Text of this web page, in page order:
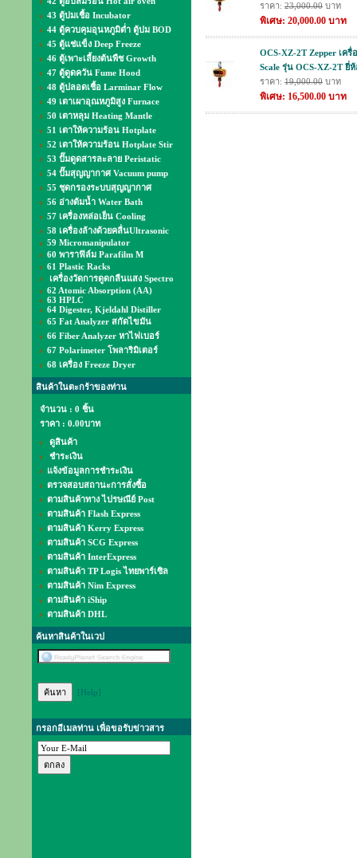
43 ตู้บ่มเชื้อ Incubator
44 ตู้ควบคุมอุนหภูมิต่ำ ตู้บ่ม BOD
45 ตู้แช่แข็ง Deep Freeze
46 ตู้เพาะเลี้ยงต้นพืช Growth
47 ตู้ดูดควัน Fume Hood
48 ตู้ปลอดเชื้อ Larminar Flow
49 เตาเผาอุณหภูมิสูง Furnace
50 เตาหลุม Heating Mantle
51 เตาให้ความร้อน Hotplate
52 เตาให้ความร้อน Hotplate Stir
53 ปั๊มดูดสารละลาย Peristatic
54 ปั๊มสุญญากาศ Vacuum pump
55 ชุดกรองระบบสุญญากาศ
56 อ่างต้มน้ำ Water Bath
57 เครื่องหล่อเย็น Cooling
58 เครื่องล้างด้วยคลื่นUltrasonic
59 Micromanipulator
60 พาราฟิล์ม Parafilm M
61 Plastic Racks
เครื่องวัดการดูดกลืนแสง Spectro
62 Atomic Absorption (AA)
63 HPLC
64 Digester, Kjeldahl Distiller
65 Fat Analyzer สกัดไขมัน
66 Fiber Analyzer หาไฟเบอร์
67 Polarimeter โพลาริมิเตอร์
68 เครื่อง Freeze Dryer
สินค้าในตะกร้าของท่าน
จำนวน : 0 ชิ้น
ราคา : 0.00บาท
ดูสินค้า
ชำระเงิน
แจ้งข้อมูลการชำระเงิน
ตรวจสอบสถานะการสั่งซื้อ
ตามสินค้าทาง ไปรษณีย์ Post
ตามสินค้า Flash Express
ตามสินค้า Kerry Express
ตามสินค้า SCG Express
ตามสินค้า InterExpress
ตามสินค้า TP Logis ไทยพาร์เซิล
ตามสินค้า Nim Express
ตามสินค้า iShip
ตามสินค้า DHL
ค้นหาสินค้าในเวป
[Help]
กรอกอีเมลท่าน เพื่อขอรับข่าวสาร
ราคา: 23,000.00 บาท
พิเศษ: 20,000.00 บาท
OCS-XZ-2T Zepper เค
Scale รุ่น OCS-XZ-2T ยี่
ราคา: 19,000.00 บาท
พิเศษ: 16,500.00 บาท